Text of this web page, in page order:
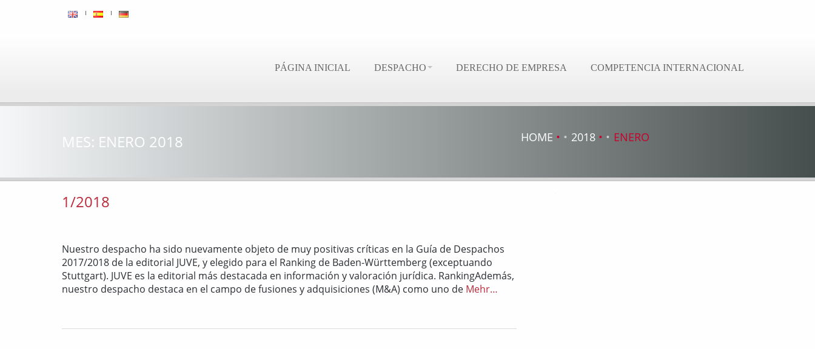
PÁGINA INICIAL DESPACHO DERECHO DE EMPRESA COMPETENCIA INTERNACIONAL
MES: ENERO 2018 HOME 2018 ENERO
1/2018
Nuestro despacho ha sido nuevamente objeto de muy positivas críticas en la Guía de Despachos
2017/2018 de la editorial JUVE, y elegido para el Ranking de Baden-Württemberg (exceptuando
Stuttgart). JUVE es la editorial más destacada en información y valoración jurídica. RankingAdemás,
nuestro despacho destaca en el campo de fusiones y adquisiciones (M&A) como uno de Mehr…